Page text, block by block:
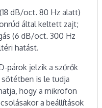
dB/oct. 80 Hz alatt)
által keltett zajt;
(6 dB/oct. 300 Hz
hatást.
párok jelzik a szűrők
is le tudja
hogy a mikrofon
a beállítások